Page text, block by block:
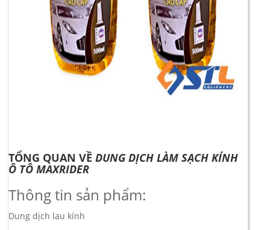
TỔNG QUAN VỀDUNG DỊCH LÀM SẠCH KÍNH
Ô TÔ MAXRIDER
Thông tin sản phẩm:
Dung dịch lau kính